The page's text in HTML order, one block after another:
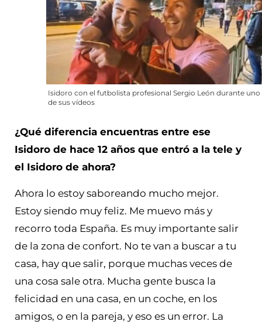
Isidoro con el futbolista profesional Sergio León durante uno
de sus vídeos
¿Qué diferencia encuentras entre ese
Isidoro de hace 12 años que entró a la tele y
el Isidoro de ahora?
Ahora lo estoy saboreando mucho mejor.
Estoy siendo muy feliz. Me muevo más y
recorro toda España. Es muy importante salir
de la zona de confort. No te van a buscar a tu
casa, hay que salir, porque muchas veces de
una cosa sale otra. Mucha gente busca la
felicidad en una casa, en un coche, en los
amigos, o en la pareja, y eso es un error. La